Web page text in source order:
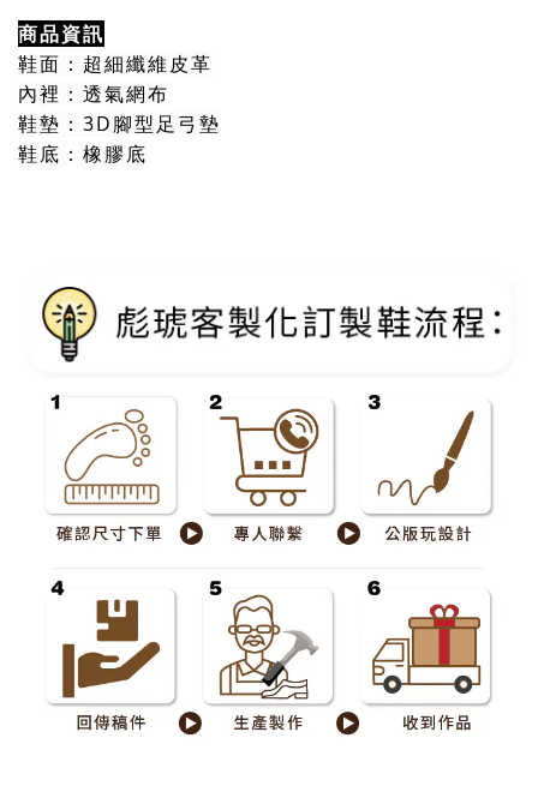
商品資訊
鞋面：超細纖維皮革
內裡：透氣網布
鞋墊：3D腳型足弓墊
鞋底：橡膠底